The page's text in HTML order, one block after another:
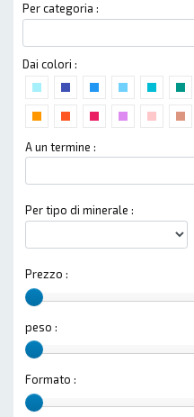
Per categoria :
Dai colori :
A un termine :
Per tipo di minerale :
Prezzo :
peso :
Formato :